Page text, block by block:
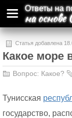
Ответы на
на основе
Статья добавлена
Какое море
Вопрос: Какое?
Тунисская
государство,